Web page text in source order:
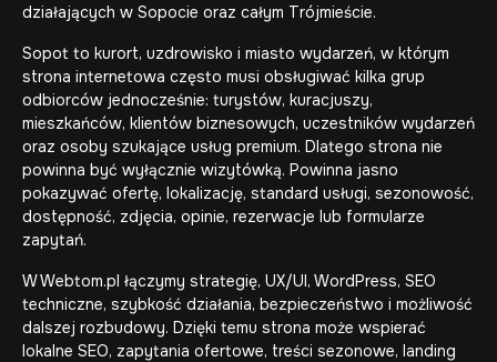
działających w Sopocie oraz całym Trójmieście.
Sopot to kurort, uzdrowisko i miasto wydarzeń, w którym
strona internetowa często musi obsługiwać kilka grup
odbiorców jednocześnie: turystów, kuracjuszy,
mieszkańców, klientów biznesowych, uczestników wydarzeń
oraz osoby szukające usług premium. Dlatego strona nie
powinna być wyłącznie wizytówką. Powinna jasno
pokazywać ofertę, lokalizację, standard usługi, sezonowość,
dostępność, zdjęcia, opinie, rezerwacje lub formularze
zapytań.
W Webtom.pl łączymy strategię, UX/UI, WordPress, SEO
techniczne, szybkość działania, bezpieczeństwo i możliwość
dalszej rozbudowy. Dzięki temu strona może wspierać
lokalne SEO, zapytania ofertowe, treści sezonowe, landing